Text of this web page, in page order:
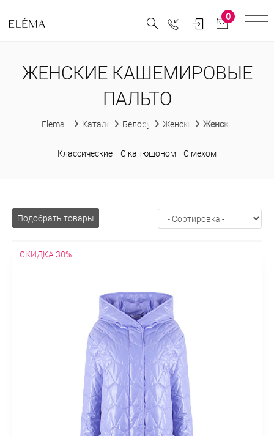
0
ЖЕНСКИЕ КАШЕМИРОВЫЕ
ПАЛЬТО
Elema Каталог Белорусская женская одежда
Женские пальто
Женские
Классические С капюшоном С мехом
Подобрать товары
СКИДКА 30%